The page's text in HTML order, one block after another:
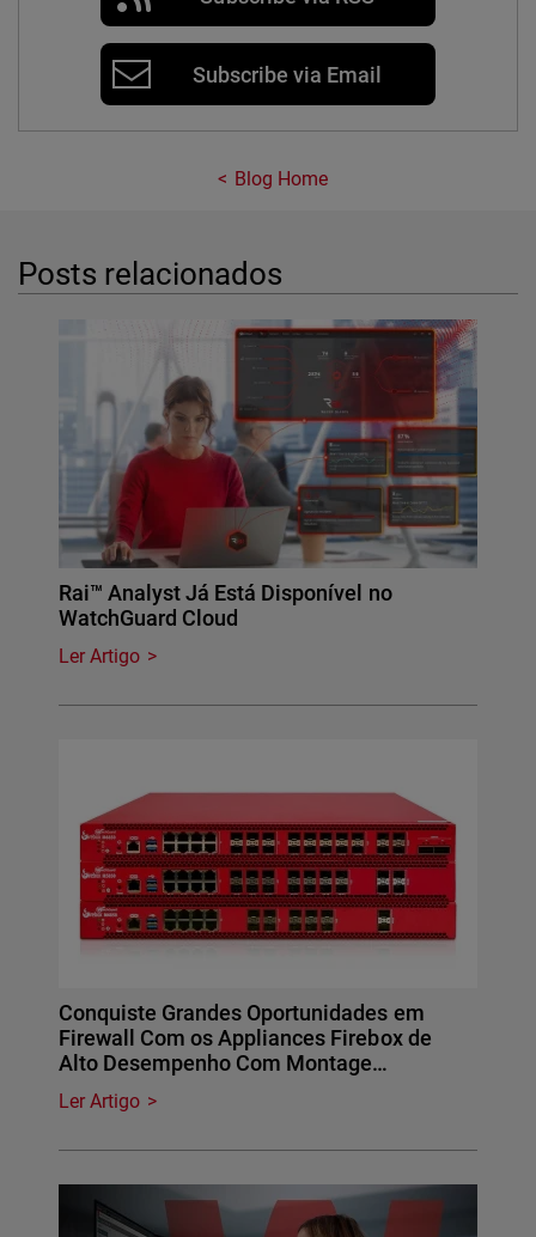
Subscribe via Email
Blog Home
Posts relacionados
Rai™ Analyst Já Está Disponível no
WatchGuard Cloud
Ler Artigo
Conquiste Grandes Oportunidades em
Firewall Com os Appliances Firebox de
Alto Desempenho Com Montage…
Ler Artigo